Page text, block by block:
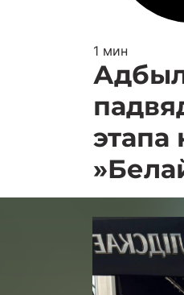
1 мин
этапа